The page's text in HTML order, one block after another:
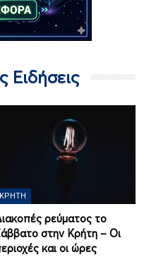
Ειδήσεις
ΚΡΉΤΗ
ρεύματος το
στην Κρήτη – Οι
και οι ώρες